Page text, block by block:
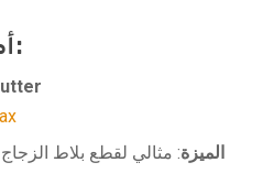
أمثلة على المنتجات:
الميزة